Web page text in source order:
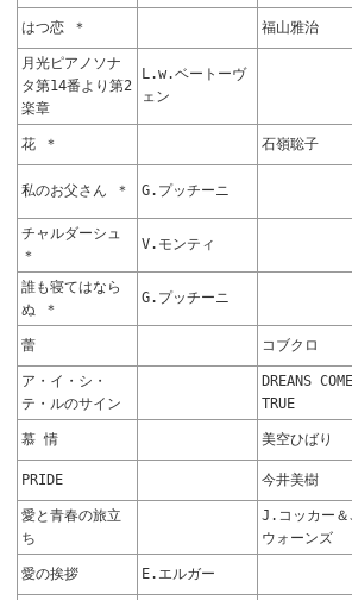
はつ恋 ＊ 福山雅治
月光ピアノソナ
タ第14番より第2
楽章
L.w.ベートーヴ
ェン
花 ＊ 石嶺聡子
私のお父さん ＊ G.プッチーニ
チャルダーシュ
＊
V.モンティ
誰も寝てはなら
ぬ ＊
G.プッチーニ
蕾 コブクロ
ア・イ・シ・
テ・ルのサイン
DREANS COME
TRUE
慕 情 美空ひばり
PRIDE 今井美樹
愛と青春の旅立
ち
J.コッカー
ウォーンズ
愛の挨拶 E.エルガー